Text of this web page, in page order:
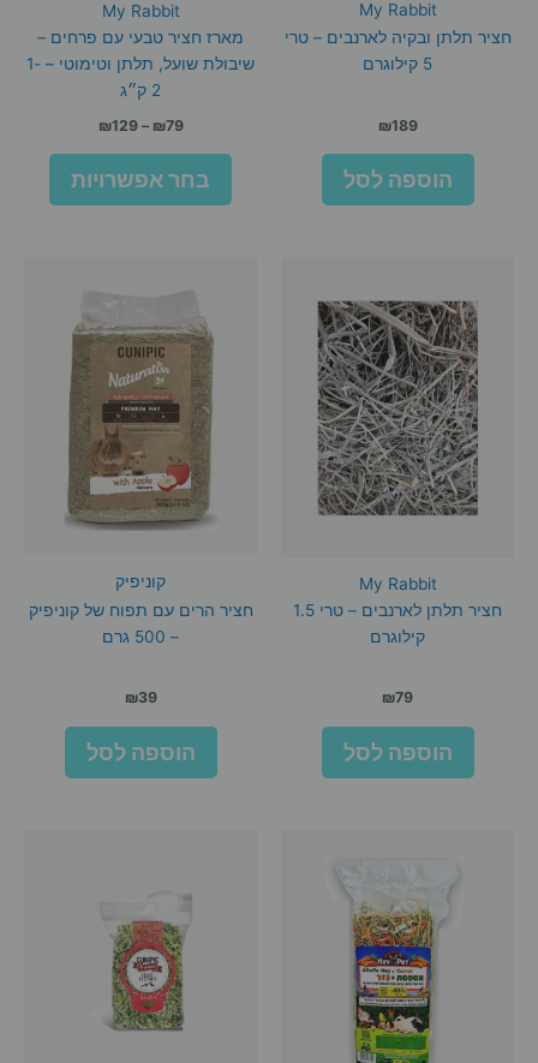
My Rabbit
חציר תלתן ובקיה לארנבים – טרי
5 קילוגרם
₪189
הוספה לסל
My Rabbit
מארז חציר טבעי עם פרחים –
שיבולת שועל, תלתן וטימוטי – 1-
2 ק״ג
₪79
–
₪129
עד
בחר אפשרויות
למוצר
יש
My Rabbit
חציר תלתן לארנבים – טרי 1.5
קילוגרם
₪79
הוספה לסל
קוניפיק
חציר הרים עם תפוח של קוניפיק
– 500 גרם
₪39
הוספה לסל